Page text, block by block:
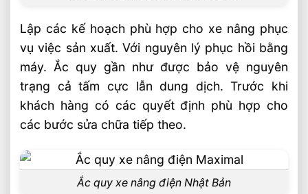
Lập các kế hoạch phù hợp cho xe nâng phục
vụ việc sản xuất. Với nguyên lý phục hồi bằng
máy. Ắc quy gần như được bảo vệ nguyên
trạng cả tấm cực lẫn dung dịch. Trước khi
khách hàng có các quyết định phù hợp cho
các bước sửa chữa tiếp theo.
Ắc quy xe nâng điện Nhật Bản